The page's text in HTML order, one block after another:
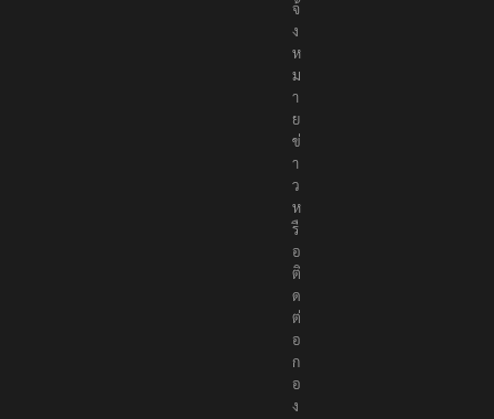
ธ์
แ
จ้
ง
ห
ม
า
ย
ข่
า
ว
ห
รื
อ
ติ
ด
ต่
อ
ก